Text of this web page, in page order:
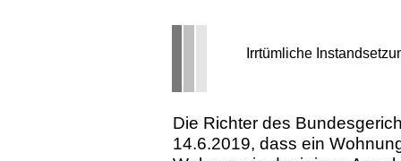
Irrtümliche
Die Richter des
14.6.2019, dass ein